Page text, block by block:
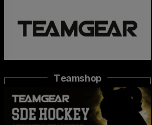
Teamshop